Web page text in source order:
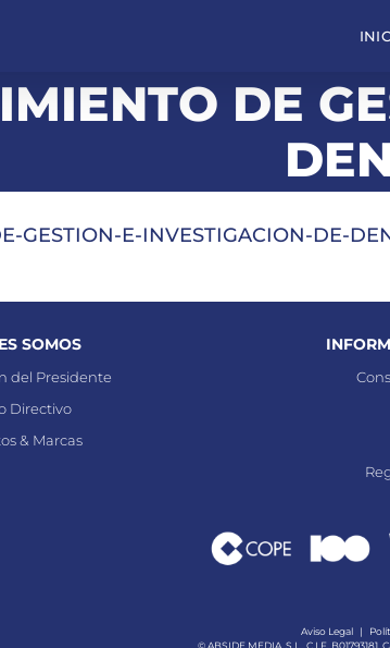
DE
GESTION-E-INVESTIGACION-DE-
SOMOS
del Presidente
Directivo
& Marcas
Aviso Legal|
© ABSIDE MEDIA, S.L., C.I.F.